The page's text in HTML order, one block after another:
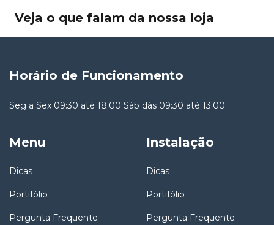
Veja o que falam da nossa loja
Horário de Funcionamento
Seg a Sex 09:30 até 18:00 Sáb dàs 09:30 até 13:00
Menu
Dicas
Portifólio
Pergunta Frequente
Instalação
Dicas
Portifólio
Pergunta Frequente